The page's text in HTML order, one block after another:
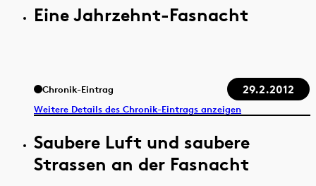
Eine Jahrzehnt-Fasnacht
Chronik-Eintrag 29.2.2012
Weitere Details des Chronik-Eintrags anzeigen
Saubere Luft und saubere
Strassen an der Fasnacht